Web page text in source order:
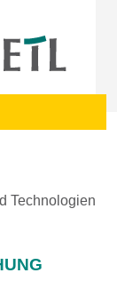
Technologien